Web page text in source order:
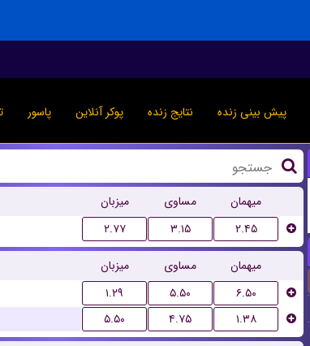
پیش بینی زنده نتایج زنده پوکر آنلاین پاسور
میزبان مساوی
میهمان
۲.۷۷ ۳.۱۵ ۲.۴۵
میزبان مساوی
میهمان
۱.۲۹ ۵.۵۰
۶.۵۰
۵.۵۰ ۴.۷۵ ۱.۳۸